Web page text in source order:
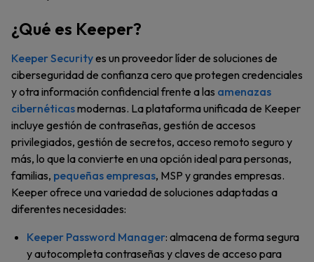
¿Qué es Keeper?
Keeper Securityes un proveedor líder de soluciones de
ciberseguridad de confianza cero que protegen credenciales
y otra información confidencial frente a las amenazas
cibernéticasmodernas. La plataforma unificada de Keeper
incluye gestión de contraseñas, gestión de accesos
privilegiados, gestión de secretos, acceso remoto seguro y
más, lo que la convierte en una opción ideal para personas,
familias, pequeñas empresas, MSP y grandes empresas.
Keeper ofrece una variedad de soluciones adaptadas a
diferentes necesidades:
Keeper Password Manager: almacena de forma segura
y autocompleta contraseñas y claves de acceso para